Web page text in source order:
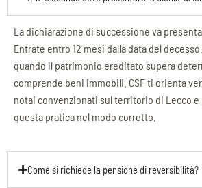
La dichiarazione di successione va
Entrate entro 12 mesi dalla data del
quando il patrimonio ereditato supera
comprende beni immobili. CSF ti orienta
notai convenzionati sul territorio di Lecco
questa pratica nel modo corretto.
Come si richiede la pensione di reversibilità?